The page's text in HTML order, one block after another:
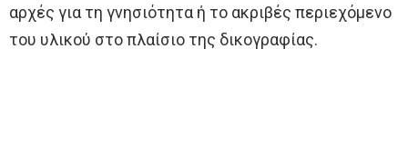
αρχές για τη γνησιότητα ή το ακριβές περιεχόμενο
του υλικού στο πλαίσιο της δικογραφίας.